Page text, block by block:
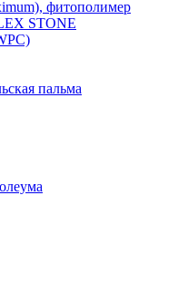
фитополимер
STONE
пальма